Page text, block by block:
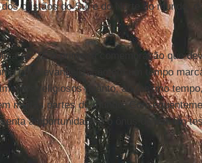
cristãos do Sul e do Norte do mundo,
se: "É a primeira comemoração que
nova evangelização em um tempo
religiosos quanto, ao mesmo
muitas partes do mundo.
a oportunidade e o ônus de dar um